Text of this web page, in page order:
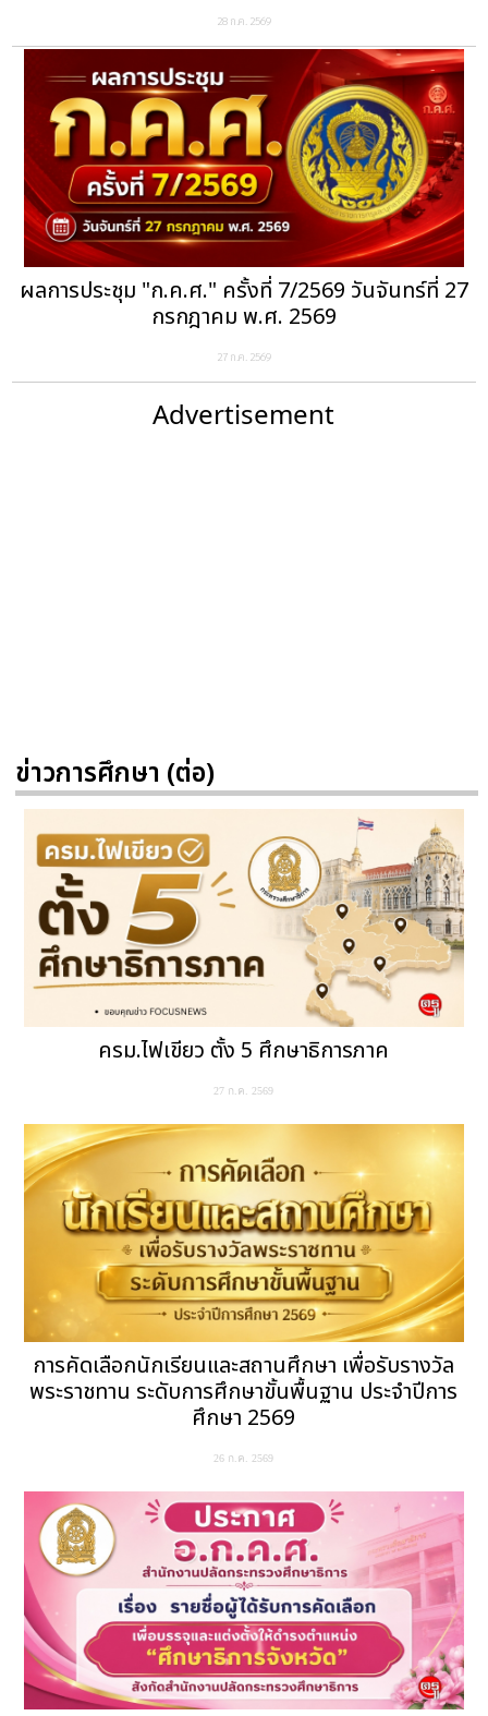
28 ก.ค. 2569
ผลการประชุม "ก.ค.ศ." ครั้งที่ 7/2569 วันจันทร์ที่ 27
กรกฎาคม พ.ศ. 2569
27 ก.ค. 2569
Advertisement
ข่าวการศึกษา (ต่อ)
ครม.ไฟเขียว ตั้ง 5 ศึกษาธิการภาค
27 ก.ค. 2569
การคัดเลือกนักเรียนและสถานศึกษา เพื่อรับรางวัล
พระราชทาน ระดับการศึกษาขั้นพื้นฐาน ประจำปีการ
ศึกษา 2569
26 ก.ค. 2569